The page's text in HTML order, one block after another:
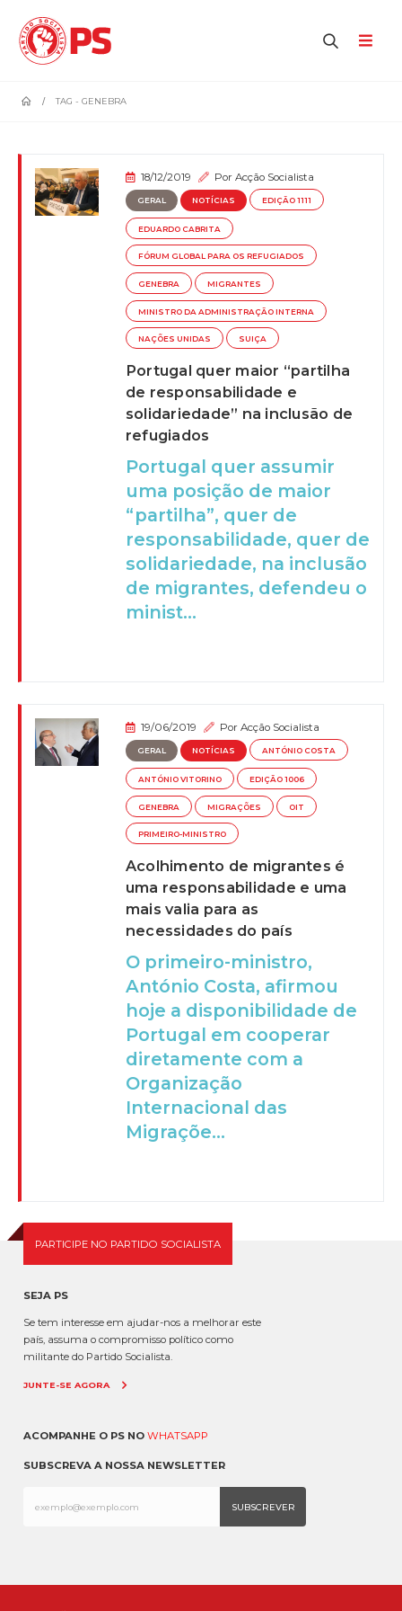
TAG - GENEBRA
18/12/2019 PorAcção Socialista
GERAL NOTÍCIAS EDIÇÃO 1111
EDUARDO CABRITA
FÓRUM GLOBAL PARA OS REFUGIADOS
GENEBRA MIGRANTES
MINISTRO DA ADMINISTRAÇÃO INTERNA
NAÇÕES UNIDAS SUIÇA
Portugal quer maior “partilha
de responsabilidade e
solidariedade” na inclusão de
refugiados
Portugal quer assumir
uma posição de maior
“partilha”, quer de
responsabilidade, quer de
solidariedade, na inclusão
de migrantes, defendeu o
minist...
19/06/2019 PorAcção Socialista
GERAL NOTÍCIAS ANTÓNIO COSTA
ANTÓNIO VITORINO EDIÇÃO 1006
GENEBRA MIGRAÇÕES OIT
PRIMEIRO-MINISTRO
Acolhimento de migrantes é
uma responsabilidade e uma
mais valia para as
necessidades do país
O primeiro-ministro,
António Costa, afirmou
hoje a disponibilidade de
Portugal em cooperar
diretamente com a
Organização
Internacional das
Migraçõe...
PARTICIPE NO PARTIDO SOCIALISTA
SEJA PS
Se tem interesse em ajudar-nos a melhorar este
país, assuma o compromisso político como
militante do Partido Socialista.
JUNTE-SE AGORA
ACOMPANHE O PS NO WHATSAPP
SUBSCREVA A NOSSA NEWSLETTER